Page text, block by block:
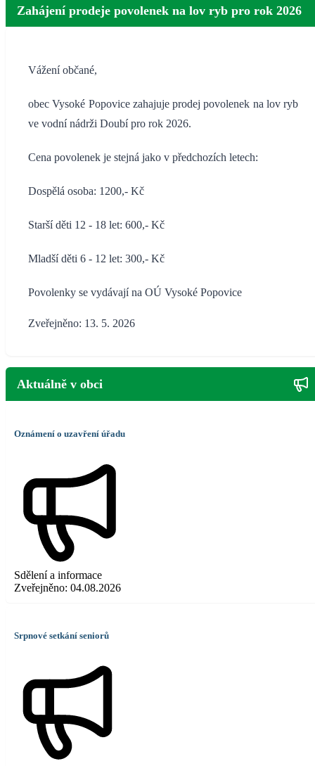
Zahájení prodeje povolenek na lov ryb pro rok 2026
Vážení občané,
obec Vysoké Popovice zahajuje prodej povolenek na lov ryb
ve vodní nádrži Doubí pro rok 2026.
Cena povolenek je stejná jako v předchozích letech:
Dospělá osoba: 1200,- Kč
Starší děti 12 - 18 let: 600,- Kč
Mladší děti 6 - 12 let: 300,- Kč
Povolenky se vydávají na OÚ Vysoké Popovice
Zveřejněno: 13. 5. 2026
Aktuálně v obci
Oznámení o uzavření úřadu
Sdělení a informace
Zveřejněno: 04.08.2026
Srpnové setkání seniorů